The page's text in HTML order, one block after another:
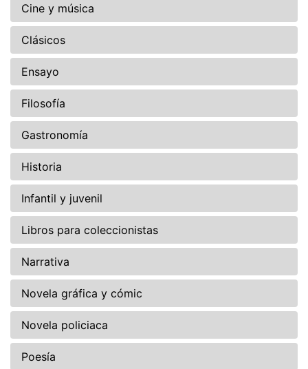
Cine y música
Clásicos
Ensayo
Filosofía
Gastronomía
Historia
Infantil y juvenil
Libros para coleccionistas
Narrativa
Novela gráfica y cómic
Novela policiaca
Poesía